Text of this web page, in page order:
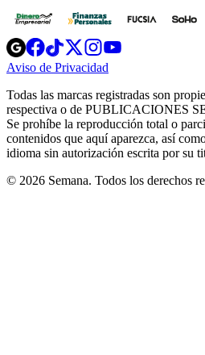
Opens
in
new
Opens
in
new
Opens
in
new
window
Opens
new
windowwindow
Aviso de Privacidad
new
window
Todas las marcas registradas son
respectiva o de PUBLICACIONES
Se prohíbe la reproducción total o
contenidos que aquí aparezca, así
idioma sin autorización escrita por su
© 2026 Semana. Todos los derechos